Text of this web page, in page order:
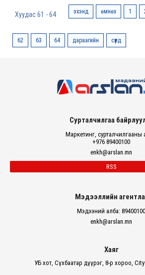
Хуудас 61 - 64 эхэнд өмнөх 1
62 63 64 дараагийн сүүлд
Сурталчилгаа
Маркетинг, сурталчилгааны
+976 89400100
enkh@arslan.mn
RSS
Мэдээллийн
Мэдээний алба: 89400100
enkh@arslan.mn
Хаяг
УБ хот, Сүхбаатар дүүрэг, 8-р хороо,